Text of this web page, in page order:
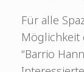
Für alle
Möglichkeit
“Barrio